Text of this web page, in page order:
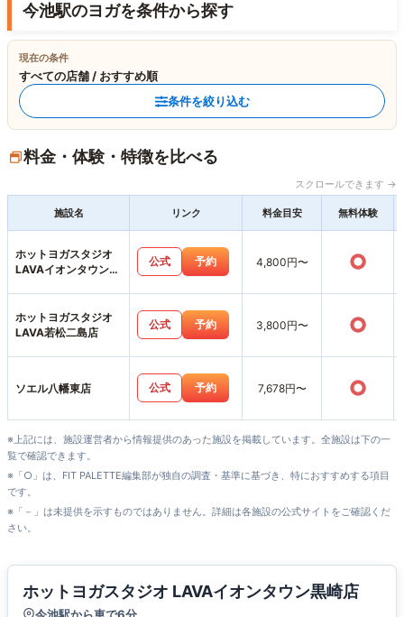
今池駅のヨガを条件から探す
現在の条件
すべての店舗 / おすすめ順
条件を絞り込む
料金・体験・特徴を比べる
スクロールできます →
施設名 リンク 料金目安 無料体験
ホットヨガスタジオ
LAVAイオンタウン黒
公式 予約 4,800円〜 ○
ホットヨガスタジオ
LAVA若松二島店
公式 予約 3,800円〜 ○
ソエル八幡東店 公式 予約 7,678円〜 ○
※上記には、施設運営者から情報提供のあった施設を掲載しています。全施設は下の一
覧で確認できます。
※「○」は、FIT PALETTE編集部が独自の調査・基準に基づき、特におすすめする項目
です。
※「－」は未提供を示すものではありません。詳細は各施設の公式サイトをご確認くだ
さい。
ホットヨガスタジオ LAVAイオンタウン黒崎店